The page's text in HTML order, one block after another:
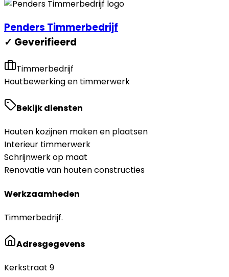
Penders Timmerbedrijf
✓ Geverifieerd
Timmerbedrijf
Houtbewerking en timmerwerk
Bekijk diensten
Houten kozijnen maken en plaatsen
Interieur timmerwerk
Schrijnwerk op maat
Renovatie van houten constructies
Werkzaamheden
Timmerbedrijf.
Adresgegevens
Kerkstraat 9